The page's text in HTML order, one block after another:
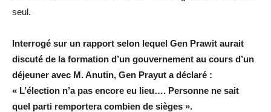
seul.
Interrogé sur un rapport selon lequel Gen Prawit aurait
discuté de la formation d’un gouvernement au cours d’un
déjeuner avec M. Anutin, Gen Prayut a déclaré :
« L’élection n’a pas encore eu lieu…. Personne ne sait
quel parti remportera combien de sièges ».